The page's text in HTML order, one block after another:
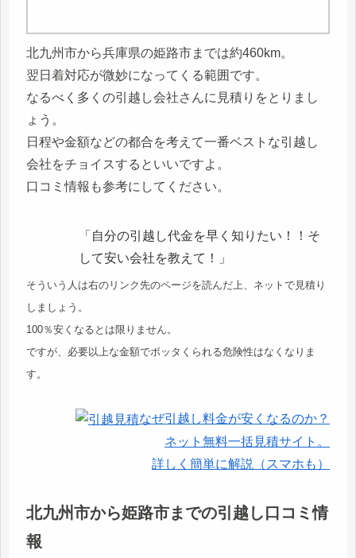
北九州市から兵庫県の姫路市までは約460km。
翌日着対応が微妙になってくる範囲です。
なるべく多くの引越し会社さんに見積りをとりまし
ょう。
日程や金額などの都合を考えて一番ベストな引越し
会社をチョイスするといいですよ。
口コミ情報も参考にしてください。
「自分の引越し代金を早く知りたい！！そ
して安い会社を教えて！」
そういう人は右のリンク先のページを読んだ上、ネットで見積り
しましょう。
100％安くなるとは限りません。
ですが、必要以上な金額でボッタくられる危険性はなくなりま
す。
なぜ引越し料金が安くなるのか？
ネット無料一括見積サイト。
詳しく簡単に解説（スマホも）
北九州市から姫路市までの引越し口コミ情
報